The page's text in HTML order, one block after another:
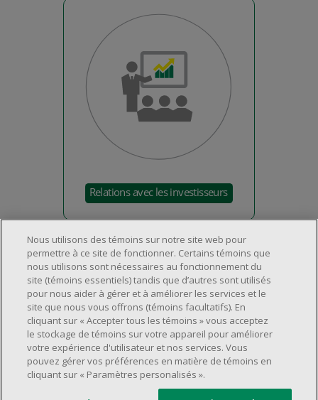
À propos de nous
À propos
Carrières
Emplacements et services
Localisateur de magasins
Relation avec les investisseurs
Service à la clientèle
Foire aux questions
Nous utilisons des témoins sur notre site web pour
permettre à ce site de fonctionner. Certains témoins que
nous utilisons sont nécessaires au fonctionnement du
site (témoins essentiels) tandis que d’autres sont utilisés
pour nous aider à gérer et à améliorer les services et le
site que nous vous offrons (témoins facultatifs). En
cliquant sur « Accepter tous les témoins » vous acceptez
le stockage de témoins sur votre appareil pour améliorer
votre expérience d'utilisateur et nos services. Vous
pouvez gérer vos préférences en matière de témoins en
cliquant sur « Paramètres personalisés ».